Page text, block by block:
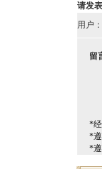
请发
用户：
留
*
*
*